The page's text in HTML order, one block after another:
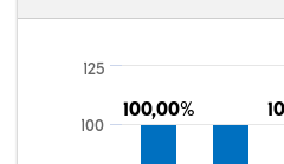
100,00%
100,00%
100
125